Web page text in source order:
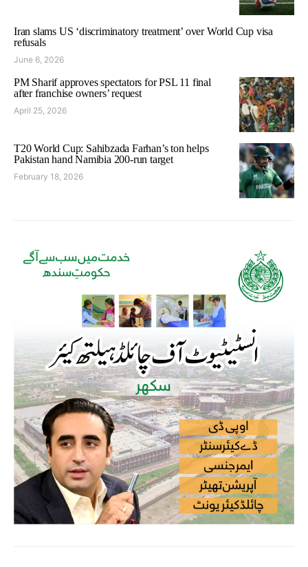
Iran slams US ‘discriminatory treatment’ over World Cup visa
refusals
June 6, 2026
PM Sharif approves spectators for PSL 11 final
after franchise owners’ request
April 25, 2026
T20 World Cup: Sahibzada Farhan’s ton helps
Pakistan hand Namibia 200-run target
February 18, 2026